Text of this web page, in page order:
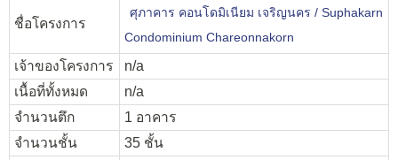
ชื่อโครงการ
ศุภาคาร คอนโดมิเนียม เจริญนคร / Suphakarn
Condominium Chareonnakorn
เจ้าของโครงการ
n/a
เนื้อที่ทั้งหมด
n/a
จำนวนตึก
1 อาคาร
จำนวนชั้น
35 ชั้น